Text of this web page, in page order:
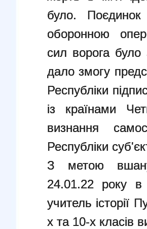
було.
оборонною
сил ворога було
дало змогу
Республіки
із країнами
визнання
Республіки
З метою
24.01.22 року
учитель
х та 10-х класів